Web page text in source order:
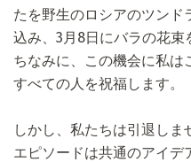
たを野生のロシアのツンド
込み、3月8日にバラの花束
ちなみに、この機会に私は
すべての人を祝福します。
しかし、私たちは引退し
エピソードは共通のアイデ